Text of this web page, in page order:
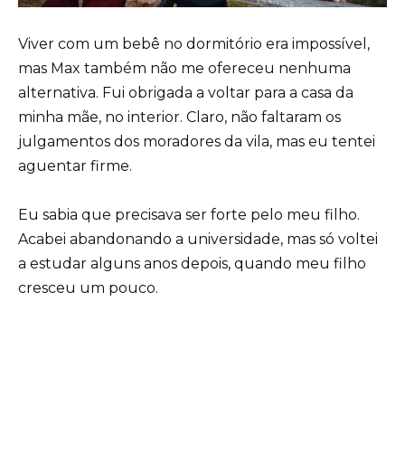
Viver com um bebê no dormitório era impossível,
mas Max também não me ofereceu nenhuma
alternativa. Fui obrigada a voltar para a casa da
minha mãe, no interior. Claro, não faltaram os
julgamentos dos moradores da vila, mas eu tentei
aguentar firme.
Eu sabia que precisava ser forte pelo meu filho.
Acabei abandonando a universidade, mas só voltei
a estudar alguns anos depois, quando meu filho
cresceu um pouco.